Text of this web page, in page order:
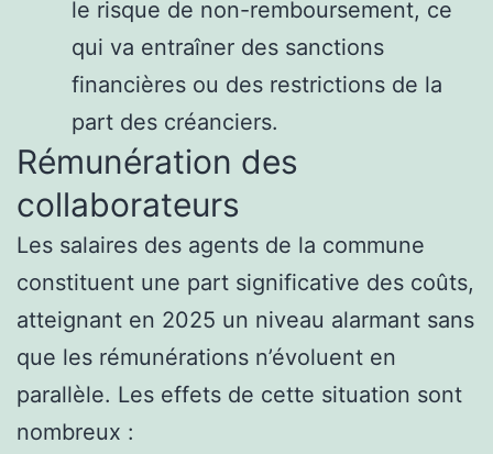
le risque de non-remboursement, ce
qui va entraîner des sanctions
financières ou des restrictions de la
part des créanciers.
Rémunération des
collaborateurs
Les salaires des agents de la commune
constituent une part significative des coûts,
atteignant en 2025 un niveau alarmant sans
que les rémunérations n’évoluent en
parallèle. Les effets de cette situation sont
nombreux :